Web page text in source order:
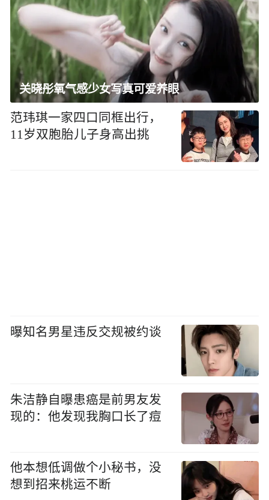
关晓彤氧气感少女写真可爱养眼
范玮琪一家四口同框出行，
11岁双胞胎儿子身高出挑
曝知名男星违反交规被约谈
朱洁静自曝患癌是前男友发
现的：他发现我胸口长了痘
他本想低调做个小秘书，没
想到招来桃运不断